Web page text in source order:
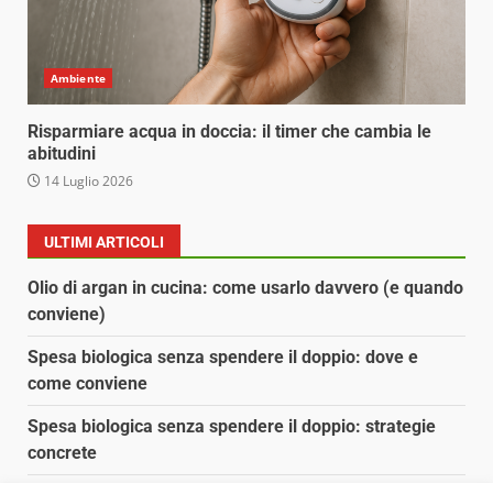
Ambiente
Risparmiare acqua in doccia: il timer che cambia le
abitudini
14 Luglio 2026
ULTIMI ARTICOLI
Olio di argan in cucina: come usarlo davvero (e quando
conviene)
Spesa biologica senza spendere il doppio: dove e
come conviene
Spesa biologica senza spendere il doppio: strategie
concrete